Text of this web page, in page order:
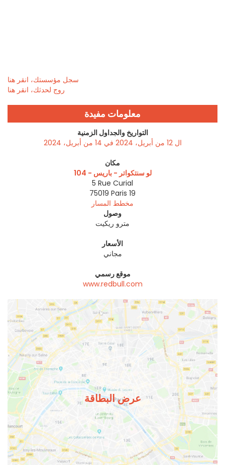
سجل مؤسستك، انقر هنا
روج لحدثك، انقر هنا
معلومات مفيدة
التواريخ والجداول الزمنية
ال 12 من أبريل، 2024 في 14 من أبريل، 2024
مكان
لو سنتكواتر - باريس - 104
5 Rue Curial
75019 Paris 19
مخطط المسار
وصول
مترو ريكيت
الأسعار
مجاني
موقع رسمي
www.redbull.com
عرض البطاقة